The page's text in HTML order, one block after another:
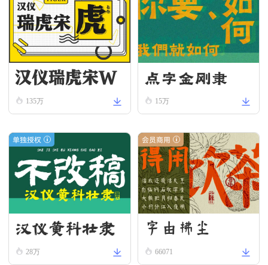
汉仪瑞虎宋W
135万
点字金刚隶
15万
单独授权
汉仪黄科壮隶
W28万
会员商用
字由拂尘
66071